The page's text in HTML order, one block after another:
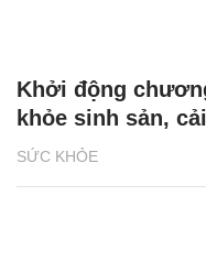
SỨC KHỎE
Khởi động
khỏe sinh sản,